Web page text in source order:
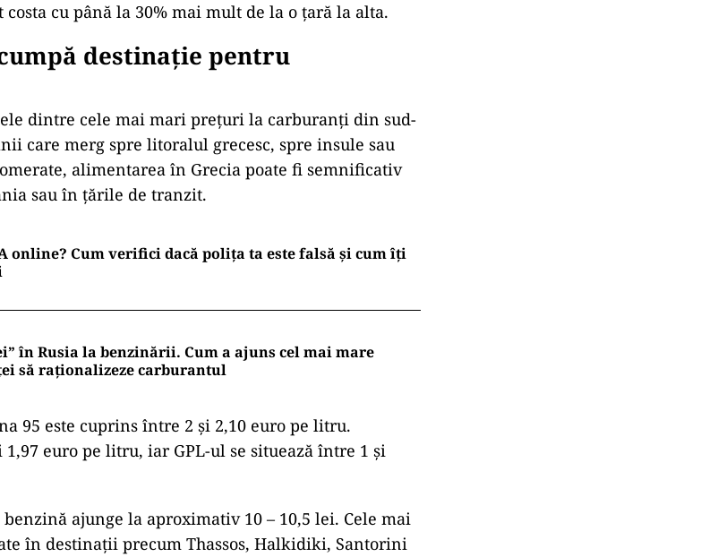
cu până la 30% mai mult de la o țară la alta.
destinație pentru
dintre cele mai mari prețuri la carburanți din sud-
care merg spre litoralul grecesc, spre insule sau
alimentarea în Grecia poate fi semnificativ
sau în țările de tranzit.
online? Cum verifici dacă polița ta este falsă și cum îți
în Rusia la benzinării. Cum a ajuns cel mai mare
să raționalizeze carburantul
95 este cuprins între 2 și 2,10 euro pe litru.
euro pe litru, iar GPL-ul se situează între 1 și
ajunge la aproximativ 10 – 10,5 lei. Cele mai
în destinații precum Thassos, Halkidiki, Santorini